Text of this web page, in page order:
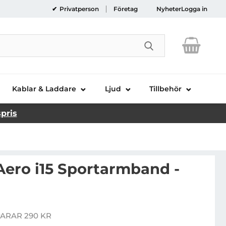
Privatperson Företag NyheterLogga in
Genomför
Kablar & Laddare Ljud Tillbehör
i15 Sportarmband -
290 KR